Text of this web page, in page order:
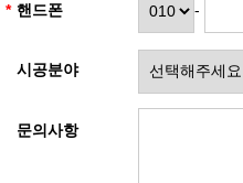
핸드폰 -
시공분야
문의사항